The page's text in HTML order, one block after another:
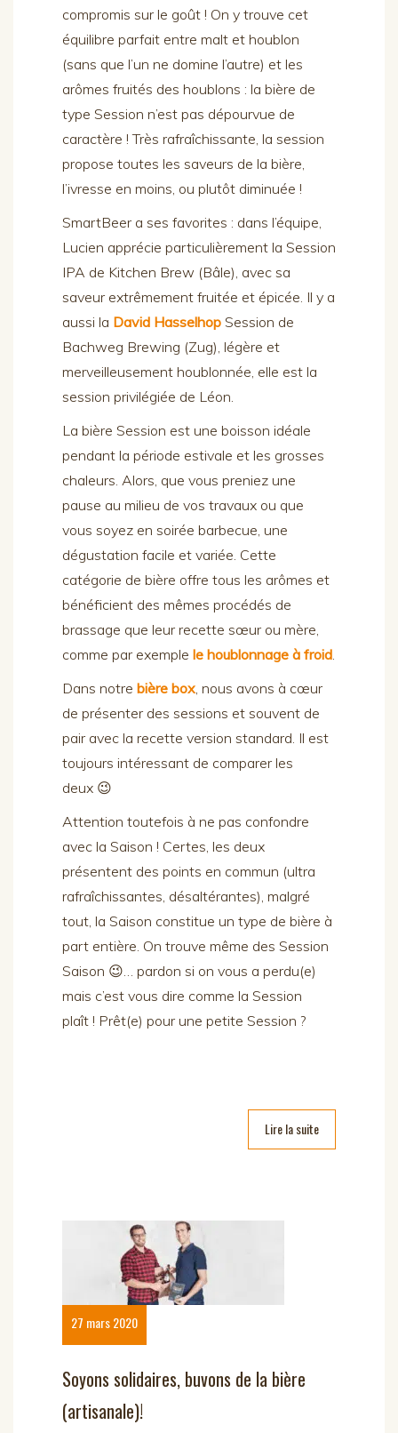
compromis sur le goût ! On y trouve cet
équilibre parfait entre malt et houblon
(sans que l’un ne domine l’autre) et les
arômes fruités des houblons : la bière de
type Session n’est pas dépourvue de
caractère ! Très rafraîchissante, la session
propose toutes les saveurs de la bière,
l’ivresse en moins, ou plutôt diminuée !
SmartBeer a ses favorites : dans l’équipe,
Lucien apprécie particulièrement la Session
IPA de Kitchen Brew (Bâle), avec sa
saveur extrêmement fruitée et épicée. Il y a
aussi la David Hasselhop Session de
Bachweg Brewing (Zug), légère et
merveilleusement houblonnée, elle est la
session privilégiée de Léon.
La bière Session est une boisson idéale
pendant la période estivale et les grosses
chaleurs. Alors, que vous preniez une
pause au milieu de vos travaux ou que
vous soyez en soirée barbecue, une
dégustation facile et variée. Cette
catégorie de bière offre tous les arômes et
bénéficient des mêmes procédés de
brassage que leur recette sœur ou mère,
comme par exemple le houblonnage à froid
Dans notre bière box , nous avons à cœur
de présenter des sessions et souvent de
pair avec la recette version standard. Il est
toujours intéressant de comparer les
deux 😉
Attention toutefois à ne pas confondre
avec la Saison ! Certes, les deux
présentent des points en commun (ultra
rafraîchissantes, désaltérantes), malgré
tout, la Saison constitue un type de bière à
part entière. On trouve même des Session
Saison 😉… pardon si on vous a perdu(e)
mais c’est vous dire comme la Session
plaît ! Prêt(e) pour une petite Session ?
Lire la suite
27 mars 2020
Soyons solidaires, buvons de la bière
(artisanale)!